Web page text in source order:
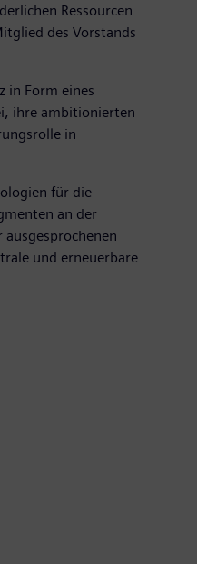
Ressourcen
des Vorstands
in Form eines
ihre ambitionierten
in
für die
an der
und erneuerbare